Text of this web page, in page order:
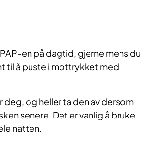
en på dagtid, gjerne mens du
til å puste i mottrykket med
deg, og heller ta den av dersom
senere. Det er vanlig å bruke
natten.